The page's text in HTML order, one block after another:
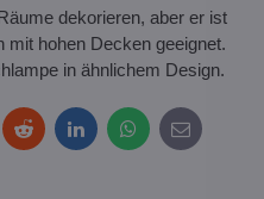
dekorieren, aber er ist
hohen Decken geeignet.
in ähnlichem Design.
RedditLinkedInWhatsApp
E-
mail